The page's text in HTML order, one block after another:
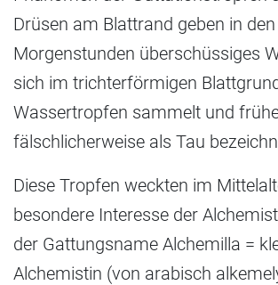
Drüsen am Blattrand geben in
Morgenstunden überschüssiges
sich im trichterförmigen
Wassertropfen sammelt und
fälschlicherweise als Tau
Diese Tropfen weckten im
besondere Interesse der
der Gattungsname Alchemilla =
Alchemistin (von arabisch